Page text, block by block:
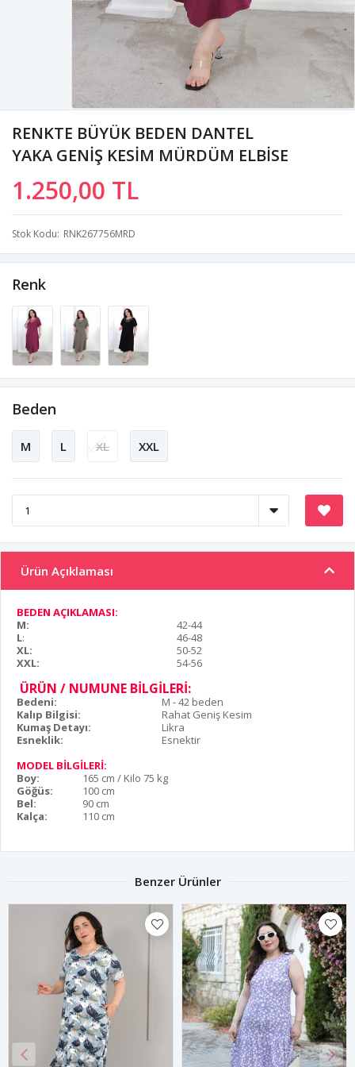
RENKTE BÜYÜK BEDEN DANTEL
YAKA GENİŞ KESİM MÜRDÜM ELBİSE
1.250,00 TL
Stok Kodu RNK267756MRD
Renk
Beden
M L XL XXL
Ürün Açıklaması
BEDEN AÇIKLAMASI:
M:
42-44
L:
46-48
XL:
50-52
XXL:
54-56
ÜRÜN / NUMUNE BİLGİLERİ:
Bedeni:
M - 42 beden
Kalıp Bilgisi:
Rahat Geniş Kesim
Kumaş Detayı:
Likra
Esneklik:
Esnektir
MODEL BİLGİLERİ:
Boy:
165 cm / Kilo 75 kg
Göğüs:
100 cm
Bel:
90 cm
Kalça:
110 cm
Benzer Ürünler